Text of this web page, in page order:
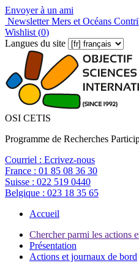
Envoyer à un ami
Newsletter Mers et Océans
Wishlist (0)
Langues du site
OSI CETIS
Programme de Recherches
Courriel : Ecrivez-nous
France : 01 85 08 36 30
Suisse : 022 519 0440
Belgique : 023 18 35 65
Accueil
Chercher parmi les actions
Présentation
Actions et journaux de bord